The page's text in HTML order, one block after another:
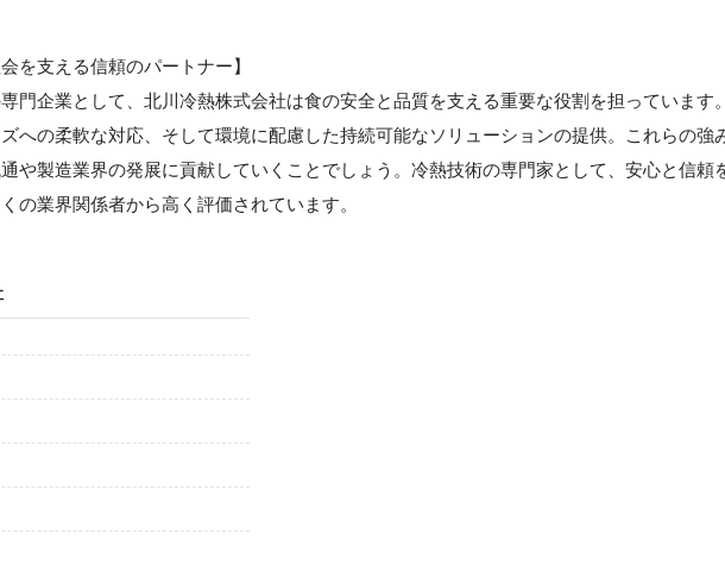
を支える信頼のパートナー】
門企業として、北川冷熱株式会社は食の安全と品質を支える重要な役割を担っています。
への柔軟な対応、そして環境に配慮した持続可能なソリューションの提供。これらの強
や製造業界の発展に貢献していくことでしょう。冷熱技術の専門家として、安心と信頼
の業界関係者から高く評価されています。